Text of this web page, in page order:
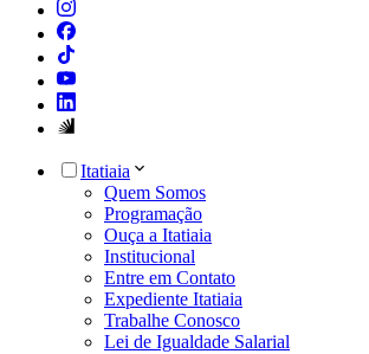
Itatiaia
Quem Somos
Programação
Ouça a Itatiaia
Institucional
Entre em Contato
Expediente Itatiaia
Trabalhe Conosco
Lei de Igualdade Salarial